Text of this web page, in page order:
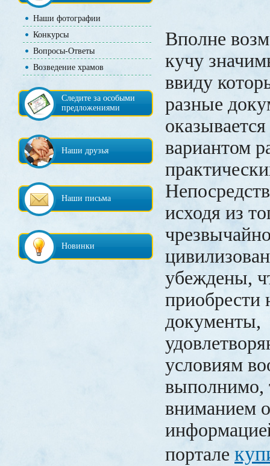
Наши фотографии
Конкурсы
Вопросы-Ответы
Возведение храмов
Следите за особыми
предложениями
Наши друзья
Наши письма
Новинки
Вполне
кучу
ввиду
разные
вариантом
исходя из
убеждены,
приобрести
документы,
условиям
выполнимо,
вниманием
портале